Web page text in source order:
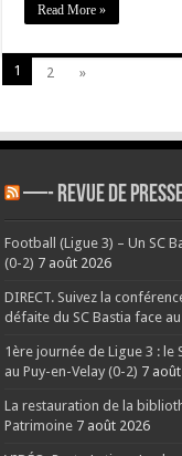
Read More »
1 2 »
—- REVUE DE
Football (Ligue 3) – Un SC
(0-2) 7 août 2026
DIRECT. Suivez la
défaite du SC Bastia face
1ère journée de Ligue 3 : le
au Puy-en-Velay (0-2) 7
La restauration de la
Patrimoine 7 août 2026